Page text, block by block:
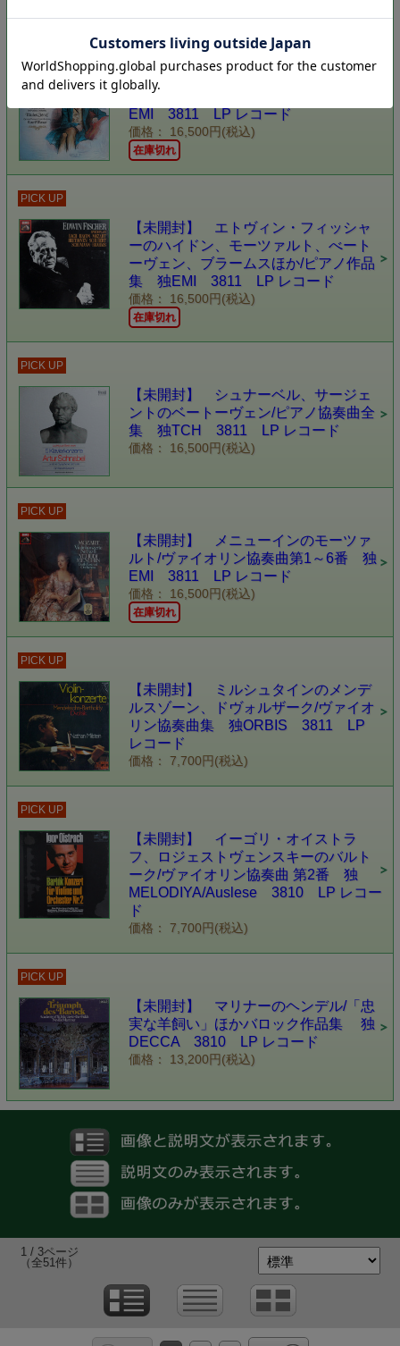
【未開封】 ベロフ、マズアのリスト/
ピアノと管弦楽のための作品集 独
EMI 3811 LP レコード
価格： 16,500円(税込)
在庫切れ
PICK UP
【未開封】 エトヴィン・フィッシャ
ーのハイドン、モーツァルト、べート
ーヴェン、ブラームスほか/ピアノ作品
集 独EMI 3811 LP レコード
価格： 16,500円(税込)
在庫切れ
PICK UP
【未開封】 シュナーベル、サージェ
ントのベートーヴェン/ピアノ協奏曲全
集 独TCH 3811 LP レコード
価格： 16,500円(税込)
PICK UP
【未開封】 メニューインのモーツァ
ルト/ヴァイオリン協奏曲第1～6番 独
EMI 3811 LP レコード
価格： 16,500円(税込)
在庫切れ
PICK UP
【未開封】 ミルシュタインのメンデ
ルスゾーン、ドヴォルザーク/ヴァイオ
リン協奏曲集 独ORBIS 3811 LP
レコード
価格： 7,700円(税込)
PICK UP
【未開封】 イーゴリ・オイストラ
フ、ロジェストヴェンスキーのバルト
ーク/ヴァイオリン協奏曲 第2番 独
MELODIYA/Auslese 3810 LP レコー
ド
価格： 7,700円(税込)
PICK UP
【未開封】 マリナーのヘンデル/「忠
実な羊飼い」ほかバロック作品集 独
DECCA 3810 LP レコード
価格： 13,200円(税込)
1 / 3ページ
（全51件）